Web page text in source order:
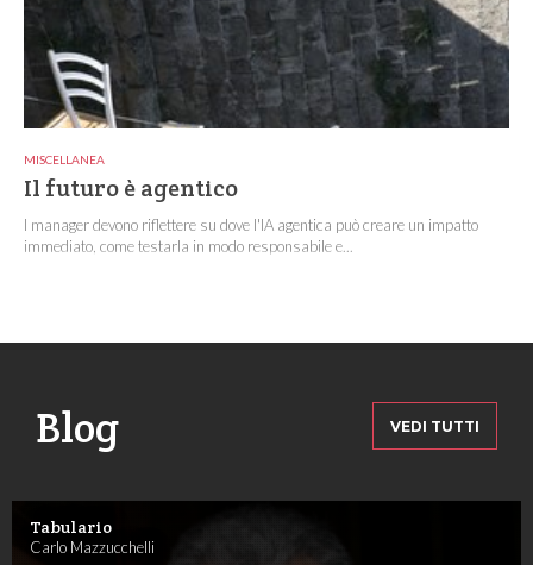
MISCELLANEA
Il futuro è agentico
I manager devono riflettere su dove l'IA agentica può creare un impatto
immediato, come testarla in modo responsabile e...
Blog VEDI TUTTI
Tabulario
Carlo Mazzucchelli